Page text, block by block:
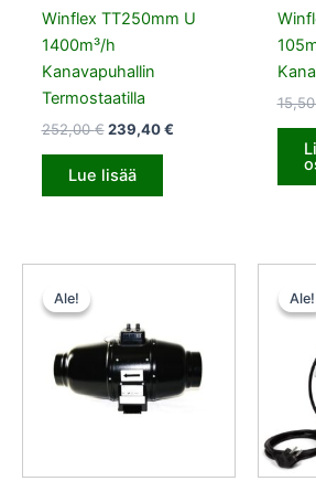
Winflex TT250mm U
1400m³/h
Kanavapuhallin
Termostaatilla
252,00€ 239,40€
Lue lisää
Ale!
Ale!
236,90 €.
Ale!
Ale!